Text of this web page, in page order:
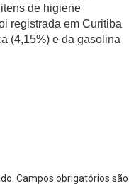
de higiene
registrada em Curitiba
(4,15%) e da gasolina
Campos obrigatórios são